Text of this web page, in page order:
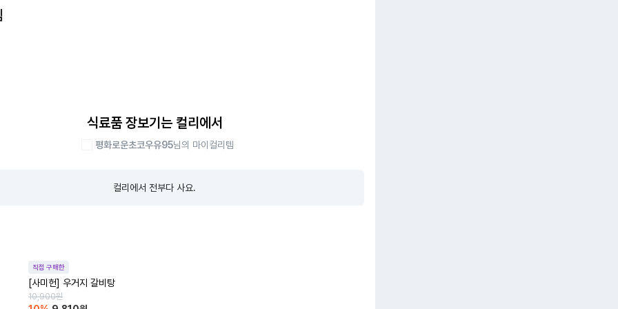
식료품 장보기는 컬리에서
평화로운초코우유95님의 마이컬리템
컬리에서 전부다 사요.
직접 구매한
[사미헌] 우거지 갈비탕
10,900원